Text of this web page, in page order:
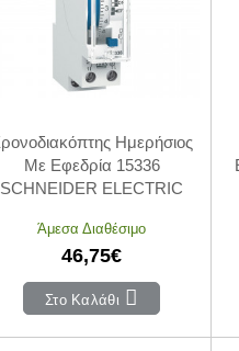
Ημερήσιος
Με Εφεδρία 15336
SCHNEIDER ELECTRIC
Άμεσα Διαθέσιμο
46,75€
Στο Καλάθι